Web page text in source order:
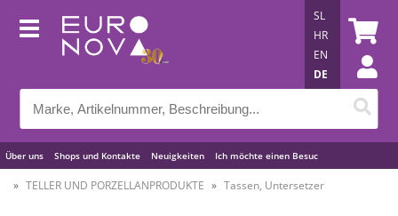
Über uns Shops und Kontakte Neuigkeiten Ich möchte einen Besuc
Nützliche Tipps
SL
HR
EN
DE
TELLER UND PORZELLANPRODUKTE Tassen, Untersetzer